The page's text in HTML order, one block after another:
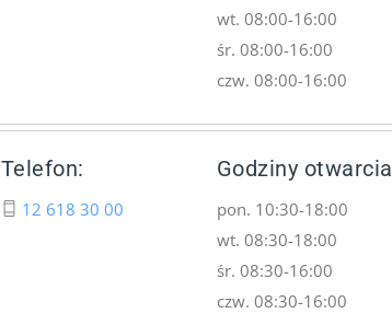
wt. 08:00-16:00
śr. 08:00-16:00
czw. 08:00-16:00
Telefon:
12 618 30 00
Godziny otwarcia
pon. 10:30-18:00
wt. 08:30-18:00
śr. 08:30-16:00
czw. 08:30-16:00